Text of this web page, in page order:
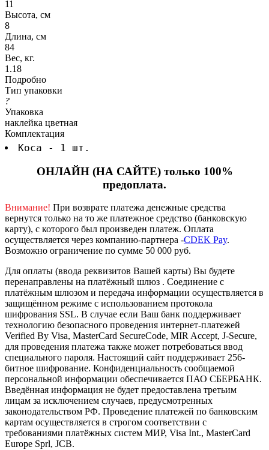
11
Высота, см
8
Длина, см
84
Вес, кг.
1.18
Подробно
Тип упаковки
?
Упаковка
наклейка цветная
Комплектация
Коса - 1 шт.
ОНЛАЙН (НА САЙТЕ) только 100%
предоплата.
Внимание! При возврате платежа денежные средства
вернутся только на то же платежное средство (банковскую
карту), с которого был произведен платеж. Оплата
осуществляется через компанию-партнера -CDEK Pay.
Возможно ограничение по сумме 50 000 руб.
Для оплаты (ввода реквизитов Вашей карты) Вы будете
перенаправлены на платёжный шлюз . Соединение с
платёжным шлюзом и передача информации осуществляется в
защищённом режиме с использованием протокола
шифрования SSL. В случае если Ваш банк поддерживает
технологию безопасного проведения интернет-платежей
Verified By Visa, MasterCard SecureCode, MIR Accept, J-Secure,
для проведения платежа также может потребоваться ввод
специального пароля. Настоящий сайт поддерживает 256-
битное шифрование. Конфиденциальность сообщаемой
персональной информации обеспечивается ПАО СБЕРБАНК.
Введённая информация не будет предоставлена третьим
лицам за исключением случаев, предусмотренных
законодательством РФ. Проведение платежей по банковским
картам осуществляется в строгом соответствии с
требованиями платёжных систем МИР, Visa Int., MasterCard
Europe Sprl, JCB.